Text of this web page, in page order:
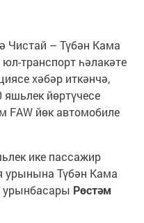
Чистай – Түбән Кама
транспорт һәлакәте
хәбәр иткәнчә,
йөртүчесе
FAW йөк автомобиле
ике пассажир
урынына Түбән Кама
урынбасары Рөстәм